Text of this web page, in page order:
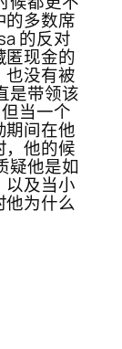
的多数席
的反对
匿现金的
也没有被
是带领该
当一个
期间在他
，他的候
疑他是如
以及当小
他为什么